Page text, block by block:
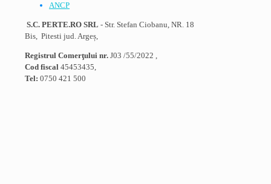
ANCP
S.C. PERTE.RO SRL - Str. Stefan Ciobanu, NR. 18
Bis, Pitesti jud. Argeș,
Registrul Comerţului nr. J03 /55/2022 ,
Cod fiscal 45453435,
Tel: 0750 421 500